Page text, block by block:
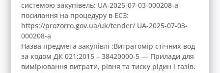
системою закупівель: UA-2025-07-03-000208-a
посилання на процедуру в ЕСЗ:
https://prozorro.gov.ua/uk/tender/ UA-2025-07-03-
000208-a
Назва предмета закупівлі :Витратомір стічних вод
за кодом ДК 021:2015 – 38420000-5 — Прилади для
вимірювання витрати, рівня та тиску рідин і газів.